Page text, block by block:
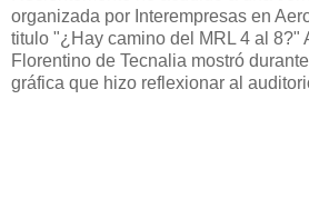
organizada por Interempresas en
titulo "¿Hay camino del MRL 4 al 8?"
Florentino de Tecnalia mostró
gráfica que hizo reflexionar al